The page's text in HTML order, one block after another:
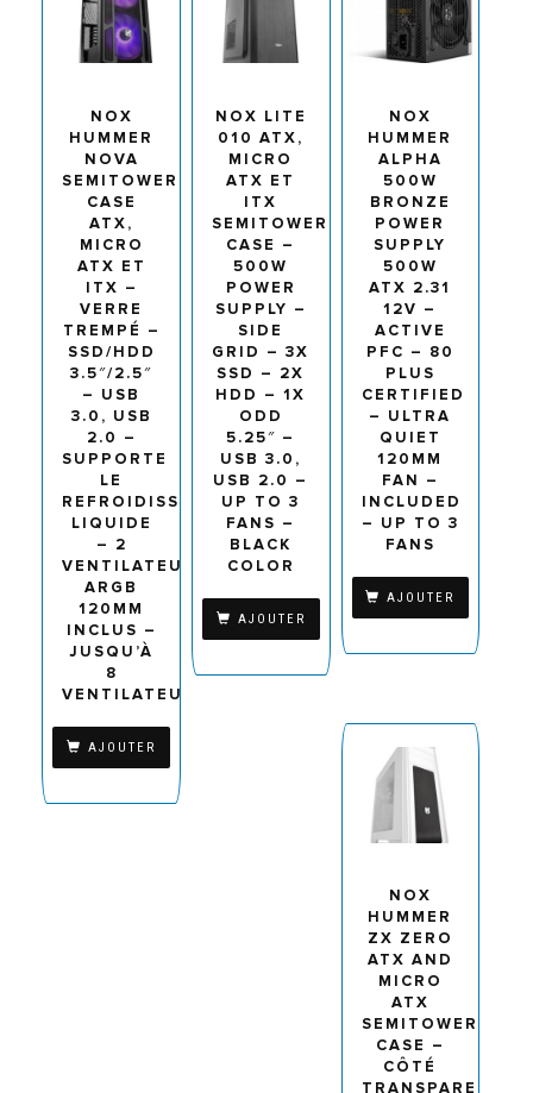
NOX
HUMMER
NOVA
SEMITOWER
CASE
ATX,
MICRO
ATX ET
ITX –
VERRE
TREMPÉ –
SSD/HDD
3.5″/2.5″
– USB
3.0, USB
2.0 –
SUPPORTE
LE
REFROIDISSEMENT
LIQUIDE
– 2
VENTILATEURS
ARGB
120MM
INCLUS –
JUSQU’À
8
VENTILATEURS
AJOUTER
NOX LITE
010 ATX,
MICRO
ATX ET
ITX
SEMITOWER
CASE –
500W
POWER
SUPPLY –
SIDE
GRID – 3X
SSD – 2X
HDD – 1X
ODD
5.25″ –
USB 3.0,
USB 2.0 –
UP TO 3
FANS –
BLACK
COLOR
AJOUTER
NOX
HUMMER
ALPHA
500W
BRONZE
POWER
SUPPLY
500W
ATX 2.31
12V –
ACTIVE
PFC – 80
PLUS
CERTIFIED
– ULTRA
QUIET
120MM
FAN –
INCLUDED
– UP TO 3
FANS
AJOUTER
NOX
HUMMER
ZX ZERO
ATX AND
MICRO
ATX
SEMITOWER
CASE –
CÔTÉ
TRANSPARENT